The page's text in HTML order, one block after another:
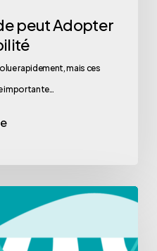
peut Adopter
rapidement, mais ces
importante…